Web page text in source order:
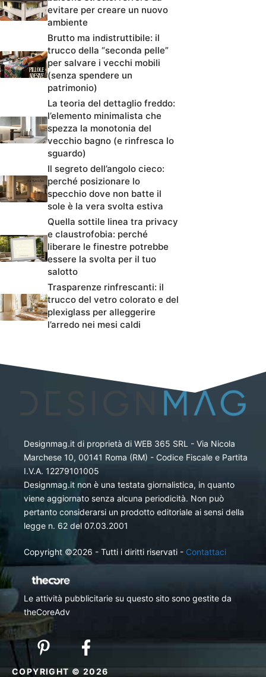
evitare per creare un nuovo
ambiente
Brutto ma indistruttibile: il
trucco della “seconda pelle”
per salvare i vecchi mobili
(senza spendere un
patrimonio)
La teoria del dettaglio freddo:
l’elemento minimalista che
spezza la monotonia del
vecchio bagno (e rinfresca lo
sguardo)
Il segreto dell’angolo cieco:
perché posizionare lo
specchio dove non batte il
sole è la vera svolta estiva
Quella sottile linea tra privacy
e claustrofobia: perché
liberare le finestre potrebbe
essere la svolta per il tuo
salotto
Trasparenze rinfrescanti: il
trucco del vetro colorato e del
plexiglass per alleggerire
l’arredo nei mesi caldi
Designmag.it di proprietà di WEB 365 SRL - Via Nicola
Marchese 10, 00141 Roma (RM) - Codice Fiscale e Partita
I.V.A. 12279101005
Designmag.it non è una testata giornalistica, in quanto
viene aggiornato senza alcuna periodicità. Non può
pertanto considerarsi un prodotto editoriale ai sensi della
legge n. 62 del 07.03.2001
Copyright ©2026 - Tutti i diritti riservati - Contattaci
Le attività pubblicitarie su questo sito sono gestite da
theCoreAdv
COPYRIGHT © 2026